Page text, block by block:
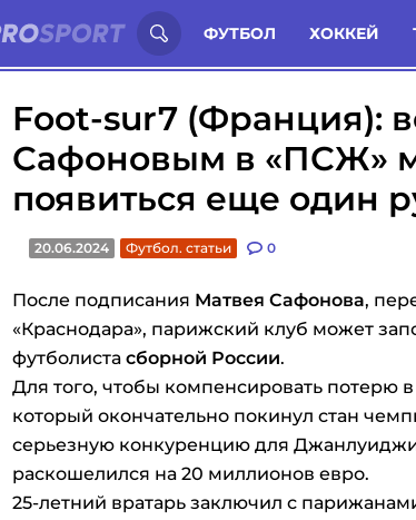
ФУТБОЛ ХОККЕЙ
Иностранцы о спорте России: Статьи
Foot-sur7 (Франция):
Сафоновым в «ПСЖ»
появиться еще один
20.06.2024 Футбол. статьи 0
После подписания Матвея Сафонова,
«Краснодара», парижский клуб может
футболиста сборной России.
Для того, чтобы компенсировать потерю
который окончательно покинул стан
серьезную конкуренцию для
раскошелился на 20 миллионов евро.
25-летний вратарь заключил с